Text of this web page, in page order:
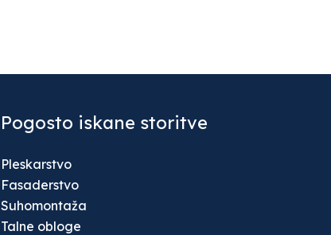
Pogosto iskane storitve
Pleskarstvo
Fasaderstvo
Suhomontaža
Talne obloge